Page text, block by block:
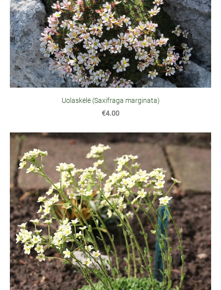
Uolaskėlė (Saxifraga marginata)
€4.00